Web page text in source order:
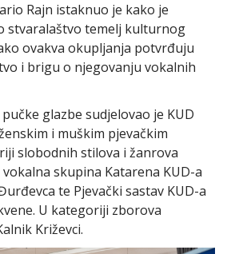
Rajn istaknuo je kako je
stvaralaštvo temelj kulturnog
ovakva okupljanja potvrđuju
i brigu o njegovanju vokalnih
glazbe sudjelovao je KUD
i muškim pjevačkim
slobodnih stilova i žanrova
skupina Katarena KUD-a
te Pjevački sastav KUD-a
U kategoriji zborova
Križevci.